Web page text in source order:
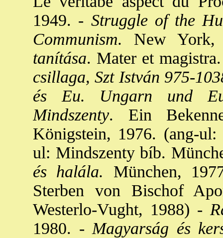
1949. - Struggle of the
Communism. New
tanítása. Mater et
csillaga, Szt István 975-
és Eu. Ungarn und
Mindszenty. Ein
Königstein, 1976. (ang-
ul: Mindszenty bíb.
és halála. München,
Sterben von Bischof
Westerlo-Vught, 1988) -
1980. - Magyarság és